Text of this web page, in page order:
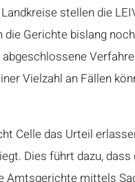
stellen die
Gerichte bislang
Vielzahl an Fällen
Celle das Urteil
Dies führt dazu,
Amtsgerichte mittels